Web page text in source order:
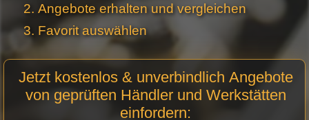
Angebote erhalten und vergleichen
Favorit auswählen
Anfrage
Stellen -
Jetzt kostenlos & unverbindlich Angebote
von geprüften Händler und Werkstätten
einfordern: